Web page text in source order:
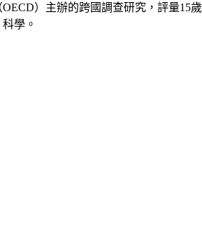
）主辦的跨國調查研究，評量
學。